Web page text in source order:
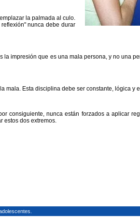
la palmada al culo.
nunca debe durar
impresión que es una mala persona, y no una
Esta disciplina debe ser constante, lógica y
consiguiente, nunca están forzados a aplicar
estos dos extremos.